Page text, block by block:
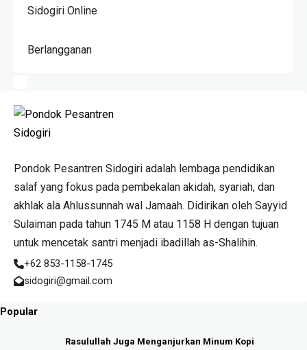
Sidogiri Online
Berlangganan
Pondok Pesantren Sidogiri adalah lembaga pendidikan
salaf yang fokus pada pembekalan akidah, syariah, dan
akhlak ala Ahlussunnah wal Jamaah. Didirikan oleh Sayyid
Sulaiman pada tahun 1745 M atau 1158 H dengan tujuan
untuk mencetak santri menjadi ibadillah as-Shalihin.
+62 853-1158-1745
sidogiri@gmail.com
Popular
Rasulullah Juga Menganjurkan Minum Kopi